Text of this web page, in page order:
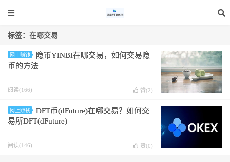
标签：在哪交易
网上赚钱
隐币YINBI在哪交易，如何交易隐
币的方法
阅读(166) 赞(2)
网上赚钱
DFT币(dFuture)在哪交易？如何交
易所DFT(dFuture)
阅读(146) 赞(0)